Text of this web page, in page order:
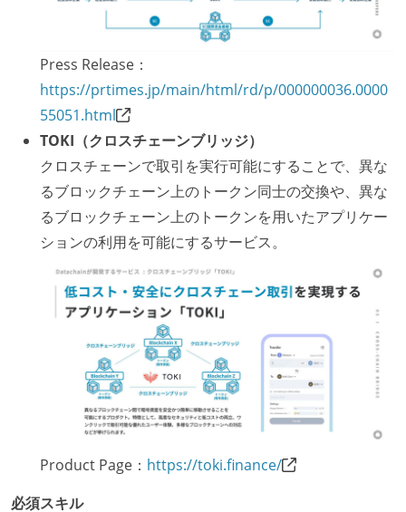
の境界を超えて、個人が必要な範囲にまで染み出して
いく姿勢が根付いている
企画を決定する場に、実装を担当する開発メンバーが
参加している
タスクの見積もりは、実装を担当するメンバーが中心
となって行う
全体のスケジュール管理は、途中の成果を随時確認し
ながら、納期または盛り込む機能を柔軟に調整する形
で行う
プロダクトの開発言語やフレームワークなど主要な構
ていない
コード品質向上のための取り組み
本番にデプロイされるコードには、全てコードレビュ
ーまたはペアプログラミングを実施している
「リファクタリングは随時行われるべき」という価値
観をメンバー全員が共有しており、日常的に実施して
いる
Press Release：
https://prtimes.jp/main/html/rd/p/000000036.0000
55051.html
TOKI（クロスチェーンブリッジ）
クロスチェーンで取引を実行可能にすることで、異な
るブロックチェーン上のトークン同士の交換や、異な
るブロックチェーン上のトークンを用いたアプリケー
ションの利用を可能にするサービス。
Product Page： https://toki.finance/
必須スキル